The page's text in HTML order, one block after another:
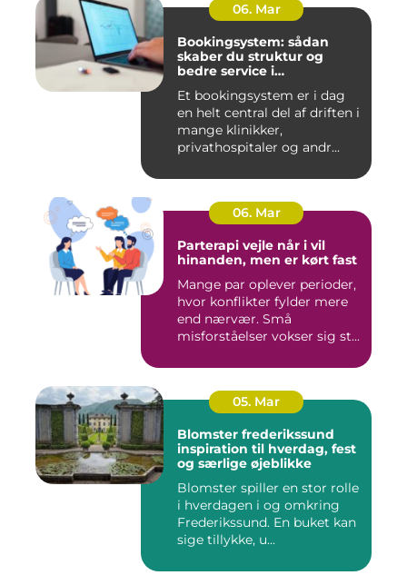
06. Mar
Bookingsystem: sådan
skaber du struktur og
bedre service i
Et bookingsystem er i dag
en helt central del af driften i
mange klinikker,
privathospitaler og andr...
06. Mar
Parterapi vejle når i vil
hinanden, men er kørt fast
Mange par oplever perioder,
hvor konflikter fylder mere
end nærvær. Små
misforståelser vokser sig st...
05. Mar
Blomster frederikssund
inspiration til hverdag, fest
og særlige øjeblikke
Blomster spiller en stor rolle
i hverdagen i og omkring
Frederikssund. En buket kan
sige tillykke, u...